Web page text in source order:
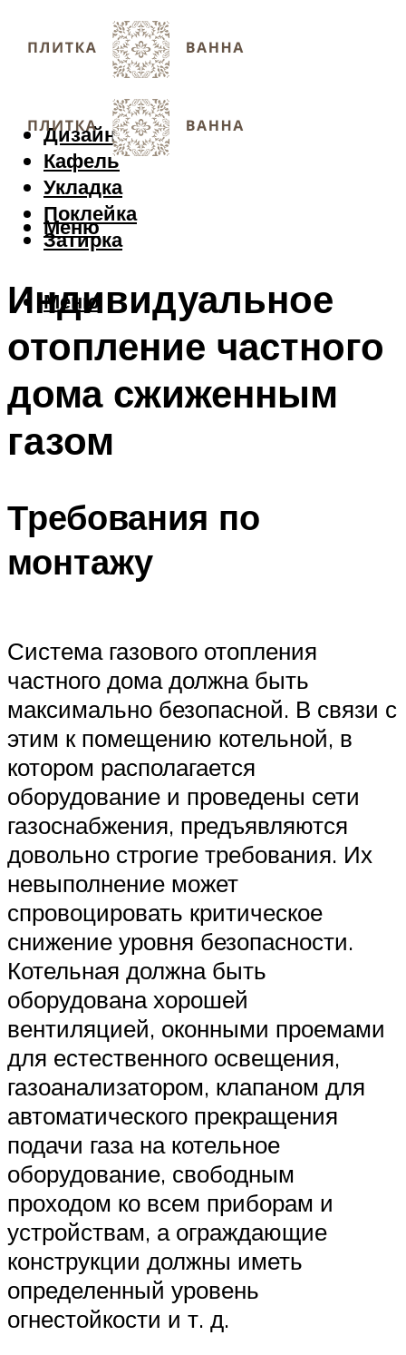
Дизайн
Кафель
Укладка
Поклейка
Затирка
Меню
Меню
Индивидуальное
отопление частного
дома сжиженным
газом
Требования по
монтажу
Система газового отопления
частного дома должна быть
максимально безопасной. В связи с
этим к помещению котельной, в
котором располагается
оборудование и проведены сети
газоснабжения, предъявляются
довольно строгие требования. Их
невыполнение может
спровоцировать критическое
снижение уровня безопасности.
Котельная должна быть
оборудована хорошей
вентиляцией, оконными проемами
для естественного освещения,
газоанализатором, клапаном для
автоматического прекращения
подачи газа на котельное
оборудование, свободным
проходом ко всем приборам и
устройствам, а ограждающие
конструкции должны иметь
определенный уровень
огнестойкости и т. д.